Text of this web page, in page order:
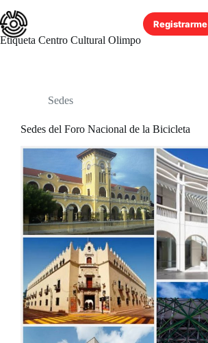
al
contenido
Registrarme
Etiqueta Centro Cultural Olimpo
Sedes
Sedes del Foro Nacional de la Bicicleta